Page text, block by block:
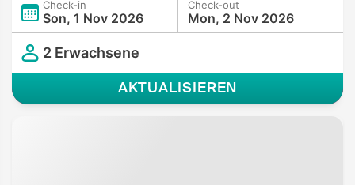
Check-in
Son, 1 Nov 2026
Check-out
Mon, 2 Nov 2026
2 Erwachsene
AKTUALISIEREN